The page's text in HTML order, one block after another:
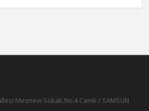
Mesnevi Sokak.No:4 Canik / SAMSUN